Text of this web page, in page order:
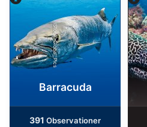
iStock-Global_Pics
Barracuda
391 Observationer